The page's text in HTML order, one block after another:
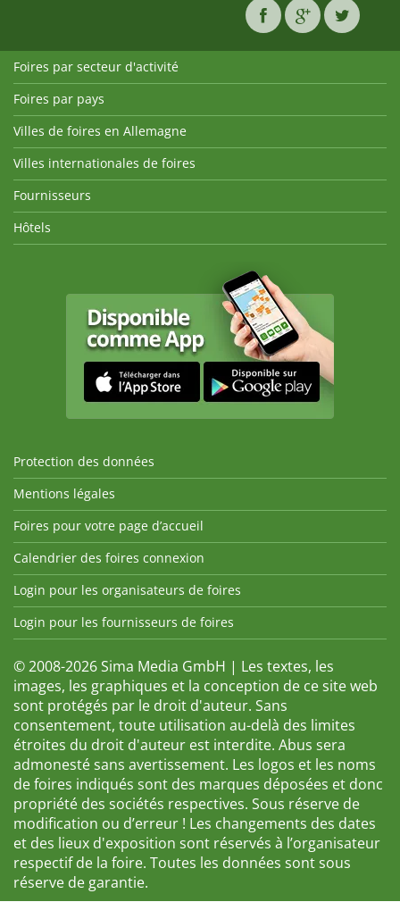
Foires par secteur d'activité
Foires par pays
Villes de foires en Allemagne
Villes internationales de foires
Fournisseurs
Hôtels
Protection des données
Mentions légales
Foires pour votre page d’accueil
Calendrier des foires connexion
Login pour les organisateurs de foires
Login pour les fournisseurs de foires
© 2008-2026 Sima Media GmbH | Les textes, les
images, les graphiques et la conception de ce site web
sont protégés par le droit d'auteur. Sans
consentement, toute utilisation au-delà des limites
étroites du droit d'auteur est interdite. Abus sera
admonesté sans avertissement. Les logos et les noms
de foires indiqués sont des marques déposées et donc
propriété des sociétés respectives. Sous réserve de
modification ou d’erreur ! Les changements des dates
et des lieux d'exposition sont réservés à l’organisateur
respectif de la foire. Toutes les données sont sous
réserve de garantie.